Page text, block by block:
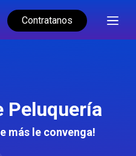
Contratanos
Peluquería
más le convenga!